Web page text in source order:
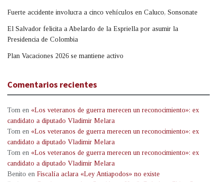
Fuerte accidente involucra a cinco vehículos en Caluco, Sonsonate
El Salvador felicita a Abelardo de la Espriella por asumir la
Presidencia de Colombia
Plan Vacaciones 2026 se mantiene activo
Comentarios recientes
Tom en «Los veteranos de guerra merecen un reconocimiento»: ex
candidato a diputado Vladimir Melara
Tom en «Los veteranos de guerra merecen un reconocimiento»: ex
candidato a diputado Vladimir Melara
Tom en «Los veteranos de guerra merecen un reconocimiento»: ex
candidato a diputado Vladimir Melara
Benito en Fiscalía aclara «Ley Antiapodos» no existe